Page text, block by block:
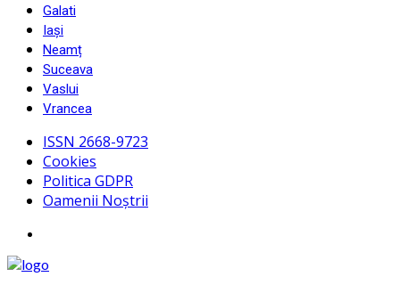
Galati
Iași
Neamț
Suceava
Vaslui
Vrancea
ISSN 2668-9723
Cookies
Politica GDPR
Oamenii Noștrii